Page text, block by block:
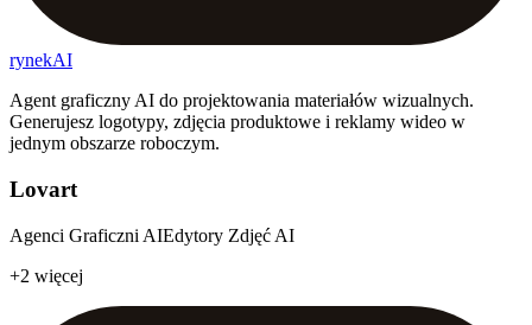
rynekAI
Agent graficzny AI do projektowania materiałów wizualnych.
Generujesz logotypy, zdjęcia produktowe i reklamy wideo w
jednym obszarze roboczym.
Lovart
Agenci Graficzni AIEdytory Zdjęć AI
+2 więcej